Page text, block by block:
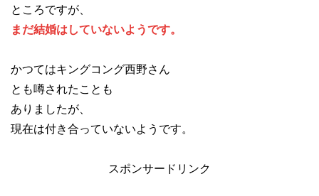
ところですが、
まだ結婚はしていないようです。
かつてはキングコング西野さん
とも噂されたことも
ありましたが、
現在は付き合っていないようです。
スポンサードリンク